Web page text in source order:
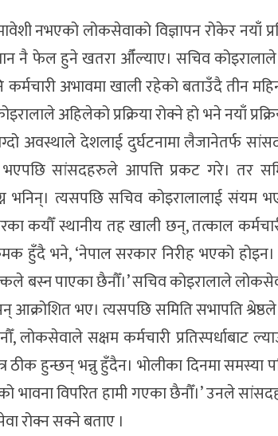
नभएको लोकसेवाको विज्ञापन रोकेर नयाँ
नै फेल हुने खतरा औँल्याए। सचिव कोइरालाले
अभावमा खाली रहेको बताउँदै तीन
अहिलेको प्रक्रिया रोक्ने हो भने नयाँ
अवस्थाले देशलाई दुर्घटनामा लैजानेतर्फ
सांसदहरुले आपत्ति प्रकट गरे। तर
त्यसपछि सचिव कोइरालालाई संयम
कयौँ स्थानीय तह खाली छन्, तत्काल
हुँदै भने, ‘नेपाल सरकार निरीह भएको होइन।
बस्न पाएका छैनौँ।’ सचिव कोइरालाले
भए। त्यसपछि समिति सभापति श्रेष्ठले
लोकसेवाले सक्षम कर्मचारी प्रतिस्पर्धाबाट
ठीक हुन्छन् भन्नु हुँदैन। भोलीका दिनमा समस्या
भावना विपरित हामी गएका छैनौँ।’ उनले
रोक्न सक्ने बताए ।